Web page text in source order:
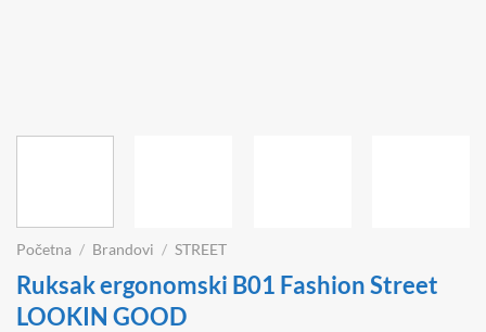
Početna / Brandovi / STREET
Ruksak ergonomski B01 Fashion Street
LOOKIN GOOD